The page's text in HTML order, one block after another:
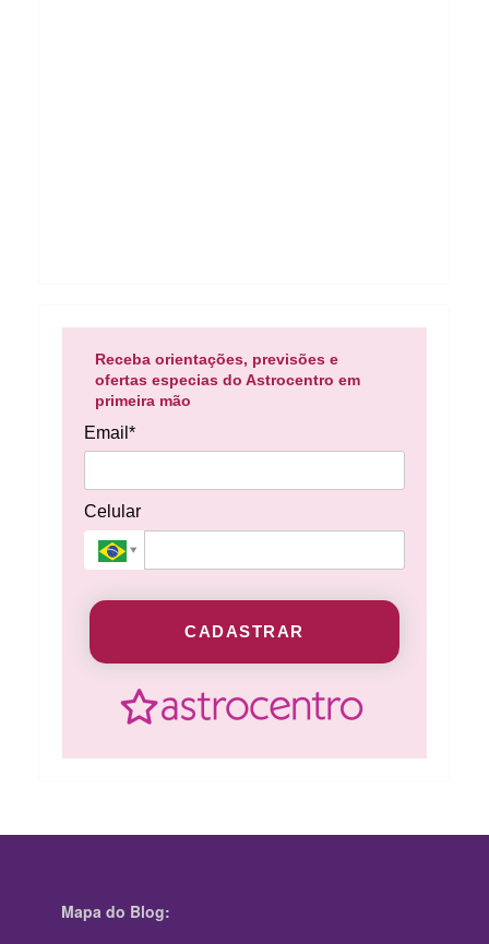
Receba orientações, previsões e
ofertas especias do Astrocentro em
primeira mão
Email*
Celular
CADASTRAR
Mapa do Blog: